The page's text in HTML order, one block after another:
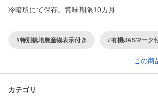
冷暗所にて保存。賞味期限10カ月
#特別栽培農産物表示付き #有機JASマーク
この商
カテゴリ